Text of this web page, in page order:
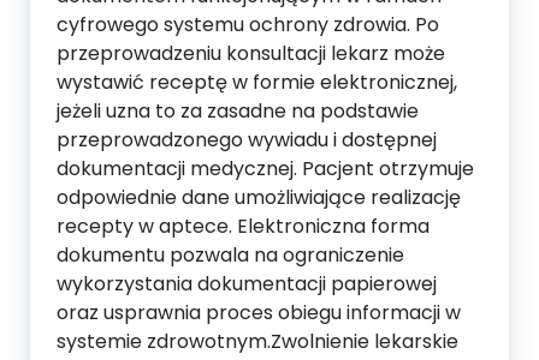
cyfrowego systemu ochrony zdrowia. Po
przeprowadzeniu konsultacji lekarz może
wystawić receptę w formie elektronicznej,
jeżeli uzna to za zasadne na podstawie
przeprowadzonego wywiadu i dostępnej
dokumentacji medycznej. Pacjent otrzymuje
odpowiednie dane umożliwiające realizację
recepty w aptece. Elektroniczna forma
dokumentu pozwala na ograniczenie
wykorzystania dokumentacji papierowej
oraz usprawnia proces obiegu informacji w
systemie zdrowotnym.Zwolnienie lekarskie